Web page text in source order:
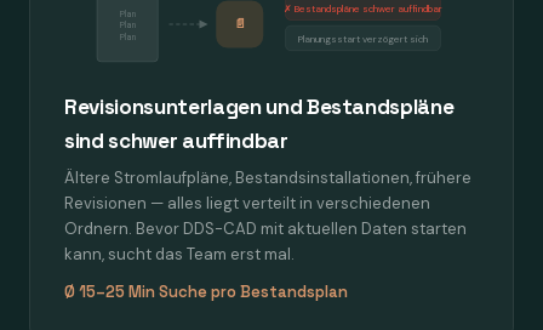
Plan
Plan
Plan
📄
✗ Bestandspläne schwer auffindbar
Planungsstart verzögert sich
Revisionsunterlagen und Bestandspläne
sind schwer auffindbar
Ältere Stromlaufpläne, Bestandsinstallationen, frühere
Revisionen — alles liegt verteilt in verschiedenen
Ordnern. Bevor DDS-CAD mit aktuellen Daten starten
kann, sucht das Team erst mal.
Ø 15–25 Min Suche pro Bestandsplan